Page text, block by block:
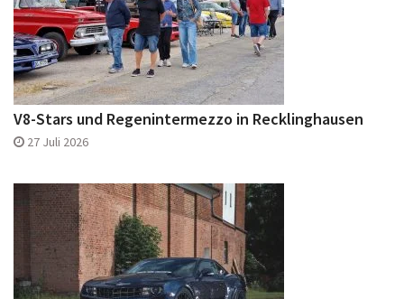
V8-Stars und Regenintermezzo in Recklinghausen
27 Juli 2026